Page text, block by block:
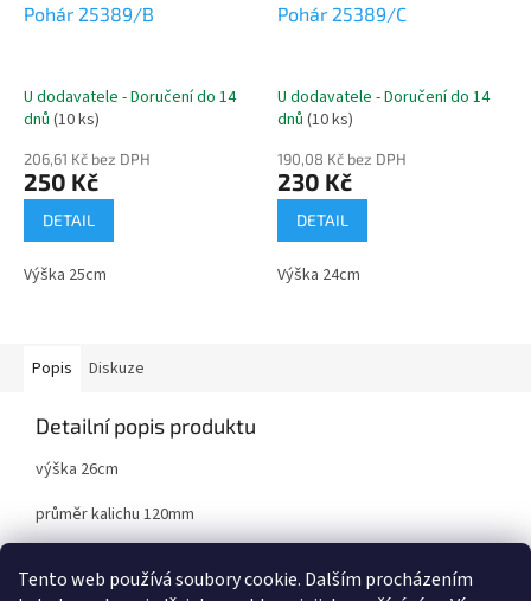
Tento web používá soubory cookie. Dalším procházením
Pohár 25389/B
U dodavatele - Doručení do 14
dnů (10 ks)
206,61 Kč bez DPH
250 Kč
DETAIL
Výška 25cm
Pohár 25389/C
U dodavatele - Doručení do 14
dnů (10 ks)
190,08 Kč bez DPH
230 Kč
DETAIL
Výška 24cm
Popis Diskuze
Detailní popis produktu
výška 26cm
průměr kalichu 120mm